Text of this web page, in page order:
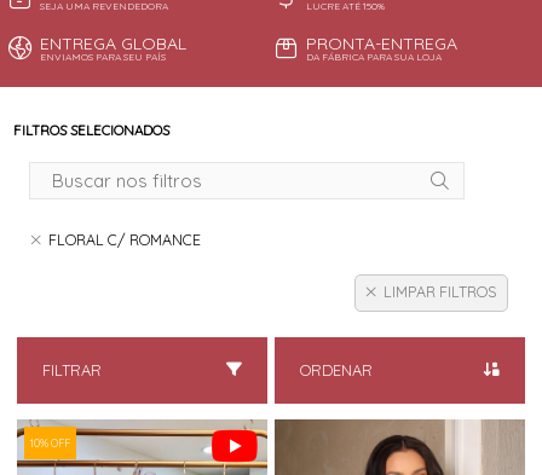
SEJA UMA REVENDEDORA LUCRE ATÉ 150%
ENTREGA GLOBAL
ENVIAMOS PARA SEU PAÍS
PRONTA-ENTREGA
DA FÁBRICA PARA SUA LOJA
FILTROS SELECIONADOS
FLORAL C/ ROMANCE
LIMPAR FILTROS
FILTRAR ORDENAR
10% OFF